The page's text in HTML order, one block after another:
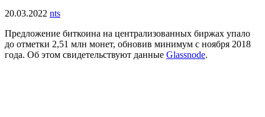
20.03.2022 nts
Предложение биткоина на централизованных биржах упало
до отметки 2,51 млн монет, обновив минимум с ноября 2018
года. Об этом свидетельствуют данные Glassnode.